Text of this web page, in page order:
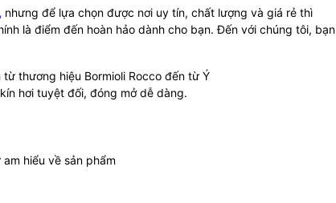
, nhưng để lựa chọn được nơi uy tín, chất lượng và giá rẻ thì
là điểm đến hoàn hảo dành cho bạn. Đến với chúng tôi, bạn
thương hiệu Bormioli Rocco đến từ Ý
hơi tuyệt đối, đóng mở dễ dàng.
hiểu về sản phẩm